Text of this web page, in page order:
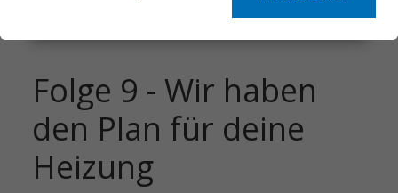
Kundendienst
Folge 9 - Wir haben
den Plan für deine
Heizung